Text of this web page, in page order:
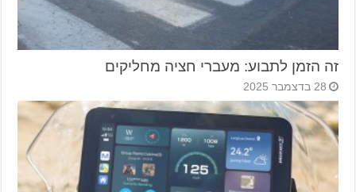
זה הזמן לתבוע: מעברי חציה מחליקים
28 בדצמבר 2025